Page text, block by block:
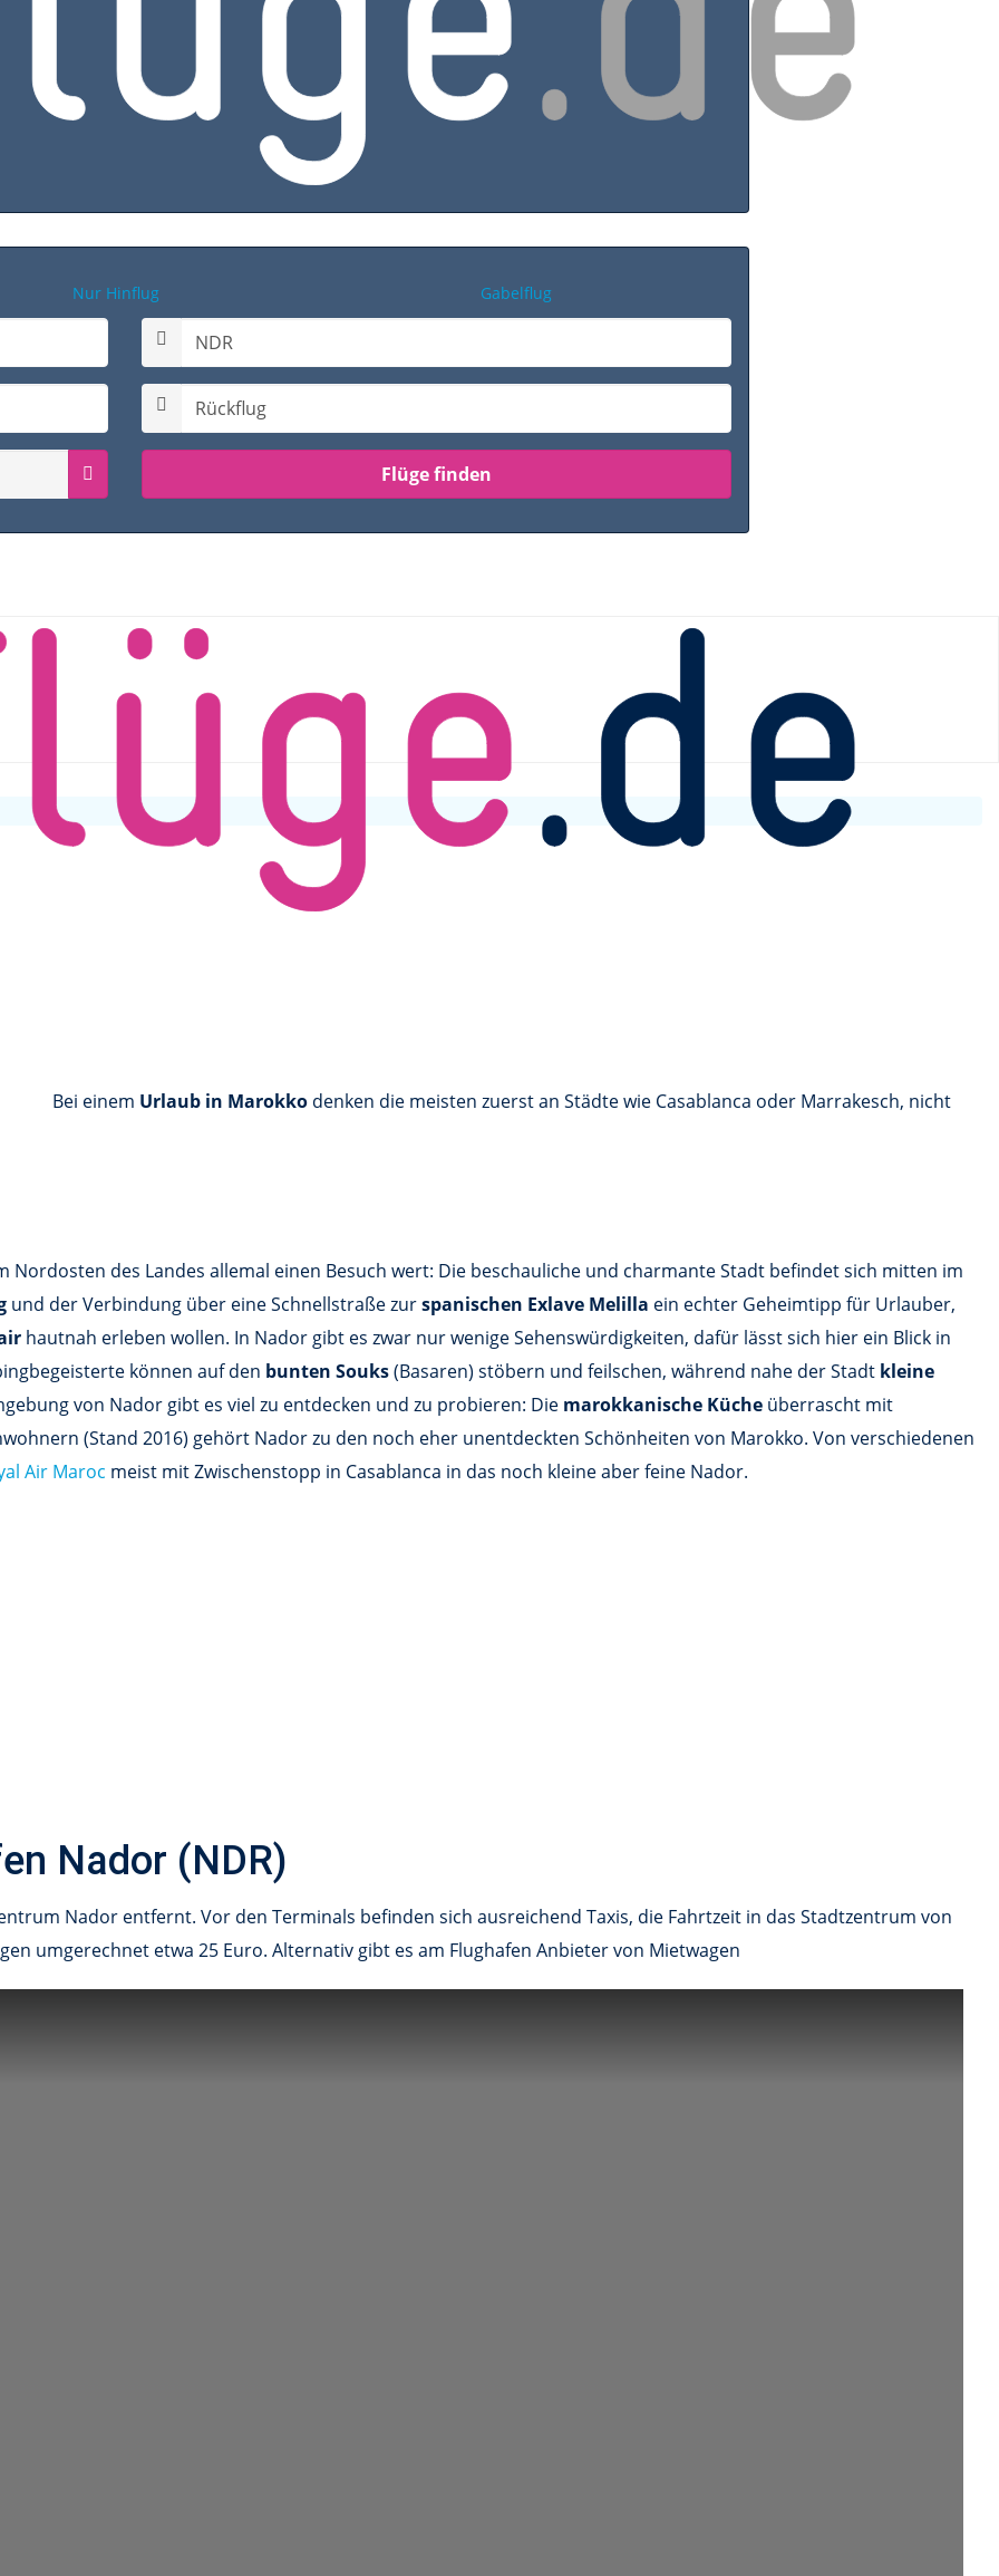
Nur Hinflug Gabelflug
Rückflugdatum auswählen
Bei einem Urlaub in Marokko denken die meisten zuerst an Städte wie Casablanca oder Marrakesch, nicht
Nordosten des Landes allemal einen Besuch wert: Die beschauliche und charmante Stadt befindet sich mitten im
und der Verbindung über eine Schnellstraße zurspanischen Exlave Melilla ein echter Geheimtipp für Urlauber,
hautnah erleben wollen. In Nador gibt es zwar nur wenige Sehenswürdigkeiten, dafür lässt sich hier ein Blick in
können auf den bunten Souks(Basaren) stöbern und feilschen, während nahe der Stadt kleine
von Nador gibt es viel zu entdecken und zu probieren: Die marokkanische Küche überrascht mit
(Stand 2016) gehört Nador zu den noch eher unentdeckten Schönheiten von Marokko. Von verschiedenen
Air Maroc meist mit Zwischenstopp in Casablanca in das noch kleine aber feine Nador.
Nador (NDR)
Nador entfernt. Vor den Terminals befinden sich ausreichend Taxis, die Fahrtzeit in das Stadtzentrum von
umgerechnet etwa 25 Euro. Alternativ gibt es am Flughafen Anbieter von Mietwagen